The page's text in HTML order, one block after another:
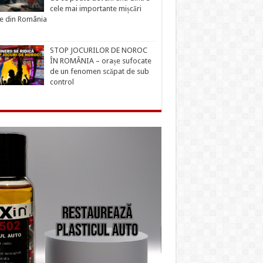
cele mai importante mișcări
din România
STOP JOCURILOR DE NOROC
ÎN ROMÂNIA – orașe sufocate
de un fenomen scăpat de sub
control